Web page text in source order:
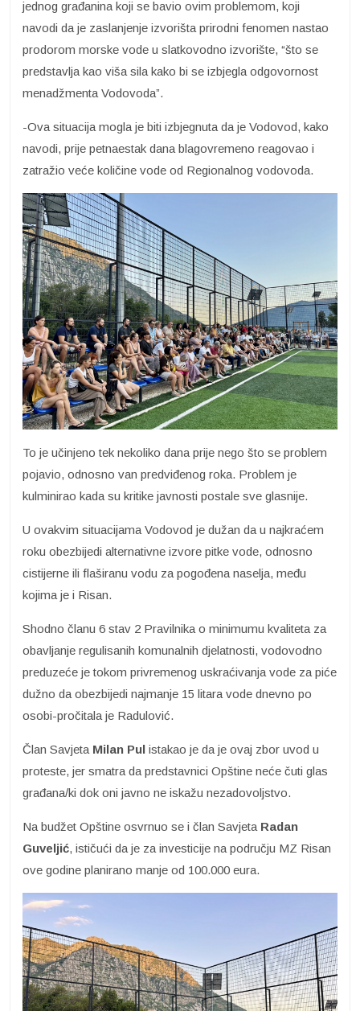
jednog građanina koji se bavio ovim problemom, koji
navodi da je zaslanjenje izvorišta prirodni fenomen nastao
prodorom morske vode u slatkovodno izvorište, “što se
predstavlja kao viša sila kako bi se izbjegla odgovornost
menadžmenta Vodovoda”.
-Ova situacija mogla je biti izbjegnuta da je Vodovod, kako
navodi, prije petnaestak dana blagovremeno reagovao i
zatražio veće količine vode od Regionalnog vodovoda.
To je učinjeno tek nekoliko dana prije nego što se problem
pojavio, odnosno van predviđenog roka. Problem je
kulminirao kada su kritike javnosti postale sve glasnije.
U ovakvim situacijama Vodovod je dužan da u najkraćem
roku obezbijedi alternativne izvore pitke vode, odnosno
cistijerne ili flaširanu vodu za pogođena naselja, među
kojima je i Risan.
Shodno članu 6 stav 2 Pravilnika o minimumu kvaliteta za
obavljanje regulisanih komunalnih djelatnosti, vodovodno
preduzeće je tokom privremenog uskraćivanja vode za piće
dužno da obezbijedi najmanje 15 litara vode dnevno po
osobi-pročitala je Radulović.
Član Savjeta Milan Pul istakao je da je ovaj zbor uvod u
proteste, jer smatra da predstavnici Opštine neće čuti glas
građana/ki dok oni javno ne iskažu nezadovoljstvo.
Na budžet Opštine osvrnuo se i član Savjeta Radan
Guveljić, ističući da je za investicije na području MZ Risan
ove godine planirano manje od 100.000 eura.